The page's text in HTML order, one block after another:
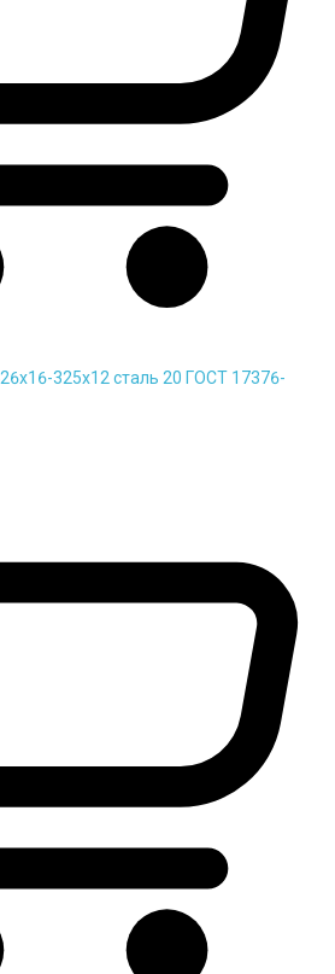
325х12 сталь 20 ГОСТ 17376-